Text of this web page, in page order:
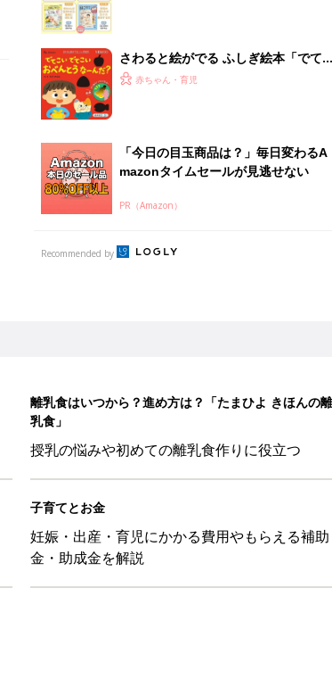
離乳食はいつから？進め方は？「たまひよ きほんの離
授乳の悩みや初めての離乳食作りに役立つ
子育てとお金
妊娠・出産・育児にかかる費用やもらえる補助
金・助成金を解説
ん剤治療。義眼は7個目。右目摘出から始まった義眼と
小児がん判明。「命を守るため」眼球摘出を決断【網膜
もぴったり」話題のポーチ5選